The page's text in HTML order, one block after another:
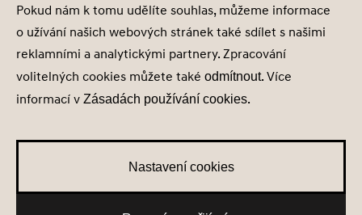
Nastavení cookies
Zásady zpracování osobních údajů
Seznam příjemců
Správa souhlasů
Obchodní údaje
Pokud nám k tomu udělíte souhlas, můžeme informace
o užívání našich webových stránek také sdílet s našimi
reklamními a analytickými partnery. Zpracování
volitelných cookies můžete také odmítnout. Více
informací v Zásadách používání cookies.
Nastavení cookies